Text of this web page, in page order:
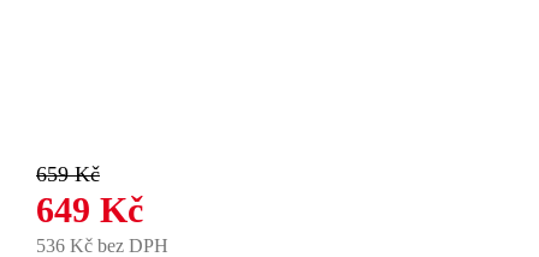
659 Kč
649 Kč
536 Kč bez DPH